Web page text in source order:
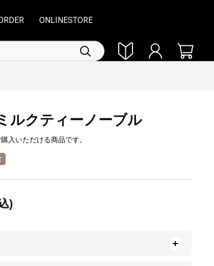
ONLINESTORE
クティーノーブル
入いただける商品です。